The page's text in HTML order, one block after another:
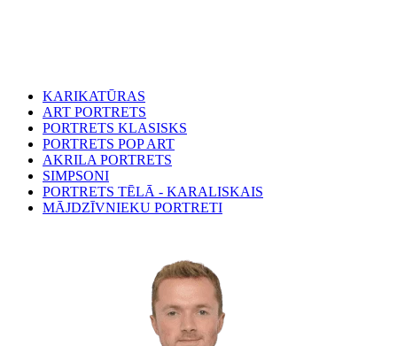
KARIKATŪRAS
ART PORTRETS
PORTRETS KLASISKS
PORTRETS POP ART
AKRILA PORTRETS
SIMPSONI
PORTRETS TĒLĀ - KARALISKAIS
MĀJDZĪVNIEKU PORTRETI